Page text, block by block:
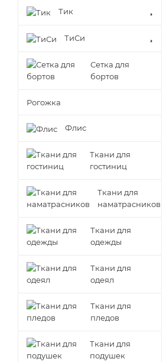
Тик
ТиСи
Сетка для
бортов
Рогожка
Флис
Ткани для
гостиниц
Ткани для
наматрасников
Ткани для
одежды
Ткани для
одеял
Ткани для
пледов
Ткани для
подушек